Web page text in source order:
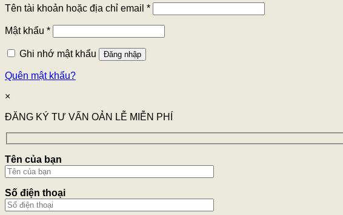
Tên tài khoản hoặc địa chỉ email *
Mật khẩu *
Ghi nhớ mật khẩu Đăng nhập
Quên mật khẩu?
×
ĐĂNG KÝ TƯ VẤN OẢN LỄ MIỄN PHÍ
Tên của bạn
Số điện thoại